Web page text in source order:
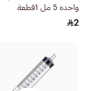
واحدة 5 مل 1قطعة
2